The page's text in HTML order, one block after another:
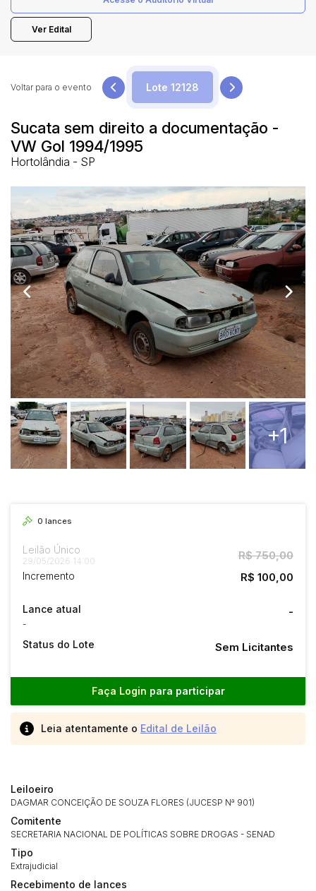
Ver Edital
Sucata sem direito a documentação -
VW Gol 1994/1995
Hortolândia - SP
Voltar para o evento
+1
0 lances
Leilão Único
29/05/2026 14:00 R$ 750,00
Incremento R$ 100,00
Lance atual
-
-
Status do Lote Sem Licitantes
Faça Login para participar
Leia atentamente o Edital de Leilão
Leiloeiro
DAGMAR CONCEIÇÃO DE SOUZA FLORES (JUCESP Nª 901)
Comitente
SECRETARIA NACIONAL DE POLÍTICAS SOBRE DROGAS - SENAD
Tipo
Extrajudicial
Recebimento de lances